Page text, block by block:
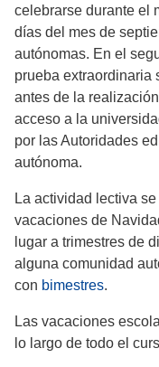
celebrarse durante el
días del mes de
autónomas. En el
prueba extraordinaria
antes de la
acceso a la
por las Autoridades
autónoma.
La actividad lectiva
vacaciones de
lugar a trimestres de
alguna comunidad
con bimestres.
Las vacaciones
lo largo de todo el